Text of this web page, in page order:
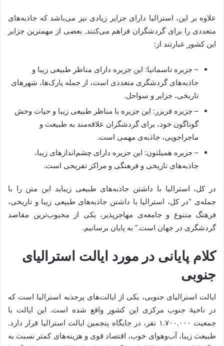
علاوه بر این، استرالیا دارای جزایر زیادی نیز می‌باشد که جاذبه‌های
متعددی را برای گردشگران فراهم می‌کنند. بعضی از مهمترین جزایر
این کشور عبارتند از:
– جزیره تاسمانیا: این جزیره دارای مناظر طبیعی زیبا و
جاذبه‌های گردشگری متعددی است، از جمله پارک‌ها، شهرهای
تاریخی، جزایر و سواحل.
– جزیره فریزر: این جزیره با مناظر طبیعی زیبا و حیات وحش
گوناگون خود، برای گردشگران علاقه‌مند به طبیعت و
ماجراجویی، جاذبه‌ی مهمی است.
– جزیره همیلتون: این جزیره دارای چشم‌اندازهای زیبا،
جاذبه‌های تاریخی و فرهنگی و مراکز تفریحی است.
در کل، استرالیا با داشتن جاذبه‌های طبیعی زیباید این متن را با
جمله‌ی “در کل، استرالیا با داشتن جاذبه‌های طبیعی زیبا و تاریخی،
فرهنگ متنوع و جامعه‌ی مهاجرپذیر، یکی از محبوب‌ترین مقاصد
گردشگری در جهان است.” به پایان برسانیم.
کلام پایانی در مورد ایالت استرالیای
جنوبی
ایالت استرالیای جنوبی، یکی از ایالت‌های پرجذبه استرالیا است که
در ناحیۀ جنوب مرکزی این کشور واقع شده است. این ایالت با
جمعیت ۱.۷۰۰.۰۰۰ نفر، در جایگاه پنجمین ایالت استرالیا قرار دارد.
طبیعت زیبا، آب‌وهوای خوب، اقتصاد قوی و هزینه‌های کمتر نسبت به